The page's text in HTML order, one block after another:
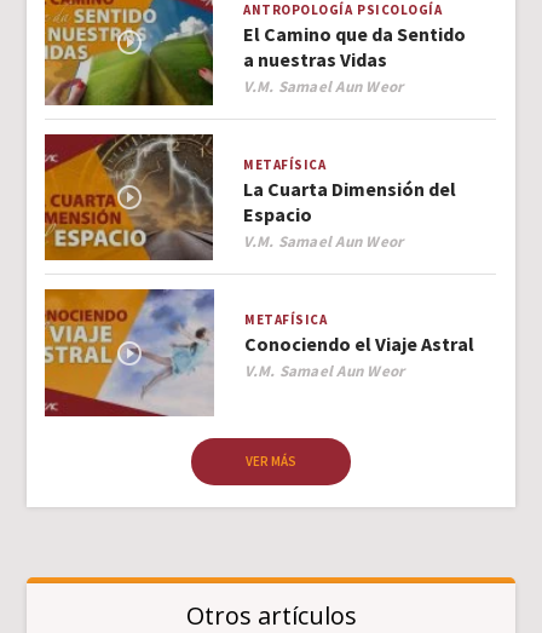
ANTROPOLOGÍA PSICOLOGÍA
El Camino que da Sentido
a nuestras Vidas
Author
V.M. Samael Aun Weor
METAFÍSICA
La Cuarta Dimensión del
Espacio
Author
V.M. Samael Aun Weor
METAFÍSICA
Conociendo el Viaje Astral
Author
V.M. Samael Aun Weor
VER MÁS
Otros artículos